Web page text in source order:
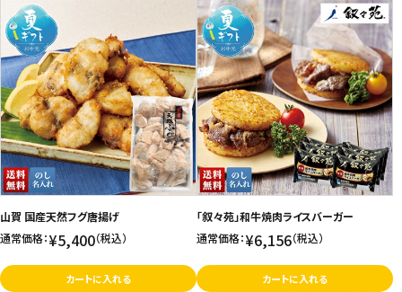
山賀 国産天然フグ唐揚げ
通常価格：¥5,400（税込）
カートに入れる
「叙々苑」和牛焼肉ライスバーガー
通常価格：¥6,156（税込）
カートに入れる